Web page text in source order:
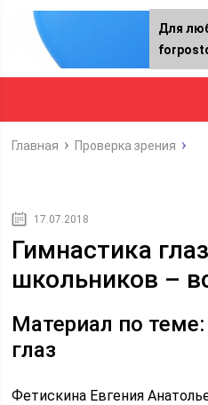
Главная Проверка зрения
17.07.2018
Гимнастика
школьников –
Материал по
глаз
Фетискина Евгения
Для